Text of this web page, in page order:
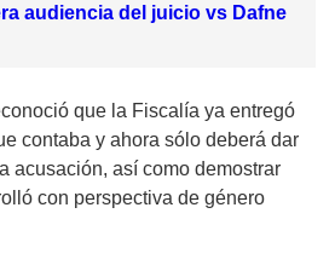
audiencia del juicio vs Dafne
que la Fiscalía ya entregó
contaba y ahora sólo deberá dar
acusación, así como demostrar
con perspectiva de género